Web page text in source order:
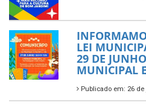
LEI
29 DE
MUNICIPAL
Publicado em: 26